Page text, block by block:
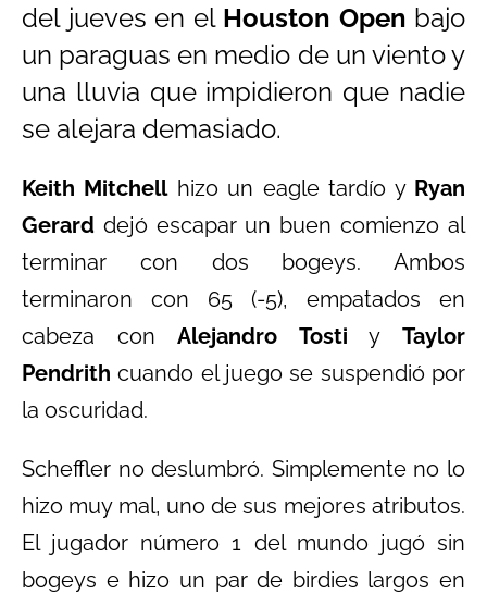
del jueves en el Houston Open bajo
un paraguas en medio de un viento y
una lluvia que impidieron que nadie
se alejara demasiado.
Keith Mitchellhizo un eagle tardío y Ryan
Gerard dejó escapar un buen comienzo al
terminar con dos bogeys. Ambos
terminaron con 65 (-5), empatados en
cabeza conAlejandro Tosti yTaylor
Pendrith cuando el juego se suspendió por
la oscuridad.
Scheffler no deslumbró. Simplemente no lo
hizo muy mal, uno de sus mejores atributos.
El jugador número 1 del mundo jugó sin
bogeys e hizo un par de birdies largos en